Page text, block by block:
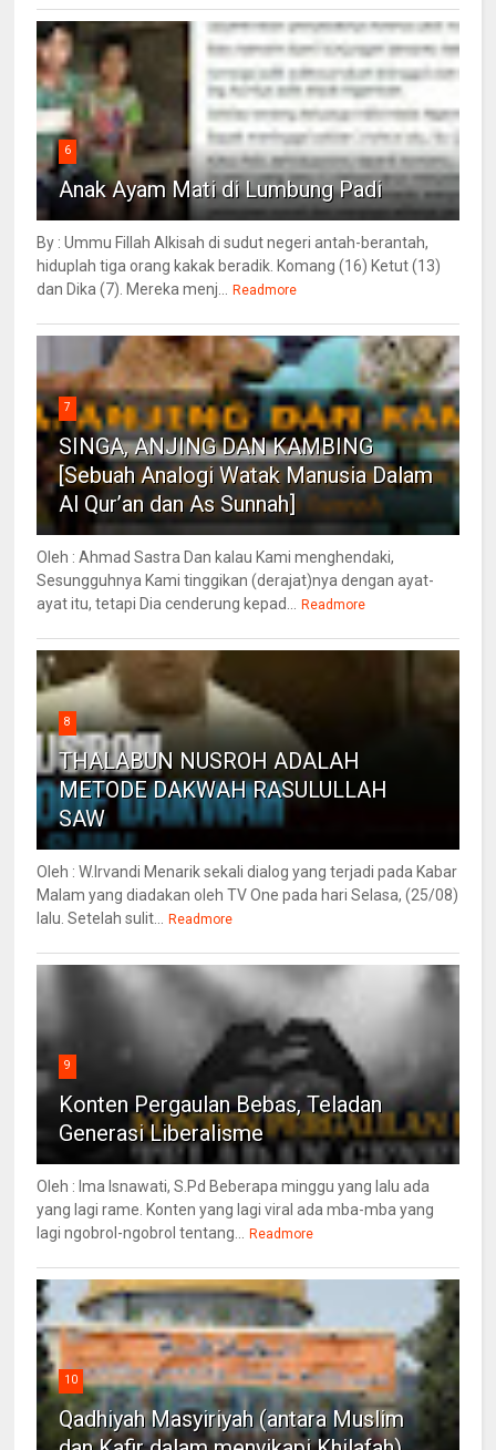
6
Anak Ayam Mati di Lumbung Padi
By : Ummu Fillah Alkisah di sudut negeri antah-berantah,
hiduplah tiga orang kakak beradik. Komang (16) Ketut (13)
dan Dika (7). Mereka menj... Readmore
7
SINGA, ANJING DAN KAMBING
[Sebuah Analogi Watak Manusia Dalam
Al Qur’an dan As Sunnah]
Oleh : Ahmad Sastra Dan kalau Kami menghendaki,
Sesungguhnya Kami tinggikan (derajat)nya dengan ayat-
ayat itu, tetapi Dia cenderung kepad... Readmore
8
THALABUN NUSROH ADALAH
METODE DAKWAH RASULULLAH
SAW
Oleh : W.Irvandi Menarik sekali dialog yang terjadi pada Kabar
Malam yang diadakan oleh TV One pada hari Selasa, (25/08)
lalu. Setelah sulit... Readmore
9
Konten Pergaulan Bebas, Teladan
Generasi Liberalisme
Oleh : Ima Isnawati, S.Pd Beberapa minggu yang lalu ada
yang lagi rame. Konten yang lagi viral ada mba-mba yang
lagi ngobrol-ngobrol tentang... Readmore
10
Qadhiyah Masyiriyah (antara Muslim